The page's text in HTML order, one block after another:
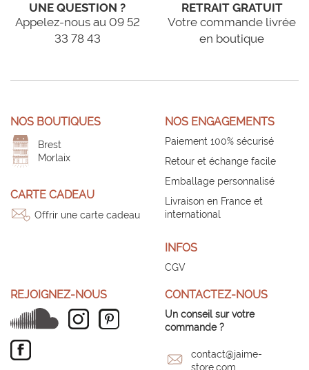
UNE QUESTION ?
Appelez-nous au 09 52
33 78 43
RETRAIT GRATUIT
Votre commande livrée
en boutique
NOS BOUTIQUES
Brest
Morlaix
CARTE CADEAU
Offrir une carte cadeau
NOS ENGAGEMENTS
Paiement 100% sécurisé
Retour et échange facile
Emballage personnalisé
Livraison en France et
international
INFOS
CGV
REJOIGNEZ-NOUS CONTACTEZ-NOUS
Un conseil sur votre
commande ?
contact@jaime-
store.com